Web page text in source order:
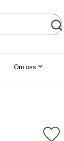
Om oss